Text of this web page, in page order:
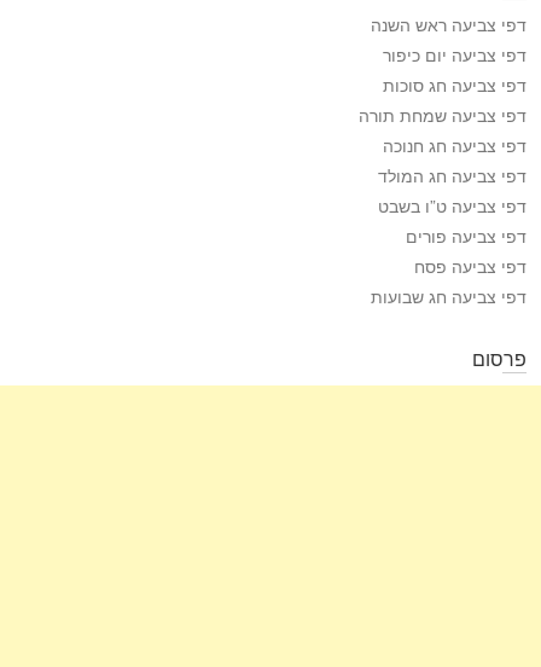
דפי צביעה ראש השנה
דפי צביעה יום כיפור
דפי צביעה חג סוכות
דפי צביעה שמחת תורה
דפי צביעה חג חנוכה
דפי צביעה חג המולד
דפי צביעה ט”ו בשבט
דפי צביעה פורים
דפי צביעה פסח
דפי צביעה חג שבועות
פרסום